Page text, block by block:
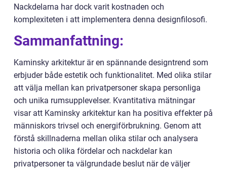
Nackdelarna har dock varit kostnaden och
komplexiteten i att implementera denna designfilosofi.
Sammanfattning:
Kaminsky arkitektur är en spännande designtrend som
erbjuder både estetik och funktionalitet. Med olika stilar
att välja mellan kan privatpersoner skapa personliga
och unika rumsupplevelser. Kvantitativa mätningar
visar att Kaminsky arkitektur kan ha positiva effekter på
människors trivsel och energiförbrukning. Genom att
förstå skillnaderna mellan olika stilar och analysera
historia och olika fördelar och nackdelar kan
privatpersoner ta välgrundade beslut när de väljer